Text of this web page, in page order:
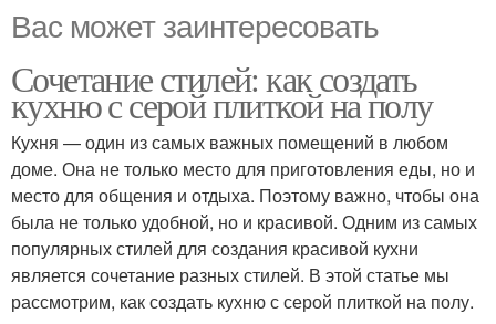
Вас может заинтересовать
Сочетание стилей: как создать
кухню с серой плиткой на полу
Кухня — один из самых важных помещений в любом
доме. Она не только место для приготовления еды, но и
место для общения и отдыха. Поэтому важно, чтобы она
была не только удобной, но и красивой. Одним из самых
популярных стилей для создания красивой кухни
является сочетание разных стилей. В этой статье мы
рассмотрим, как создать кухню с серой плиткой на полу.